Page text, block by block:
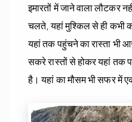
इमारतों में जाने वाला लौटकर
चलते, यहां मुश्किल से ही कभी
यहां तक पहुंचने का रास्ता भी
सकरे रास्तों से होकर यहां तक
है। यहां का मौसम भी सफर में